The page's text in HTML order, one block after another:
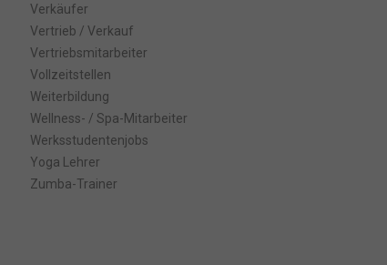
Verkäufer
Vertrieb / Verkauf
Vertriebsmitarbeiter
Vollzeitstellen
Weiterbildung
Wellness- / Spa-Mitarbeiter
Werksstudentenjobs
Yoga Lehrer
Zumba-Trainer
Marketing